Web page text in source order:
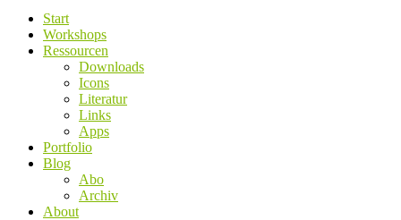
Start
Workshops
Ressourcen
Downloads
Icons
Literatur
Links
Apps
Portfolio
Blog
Abo
Archiv
About